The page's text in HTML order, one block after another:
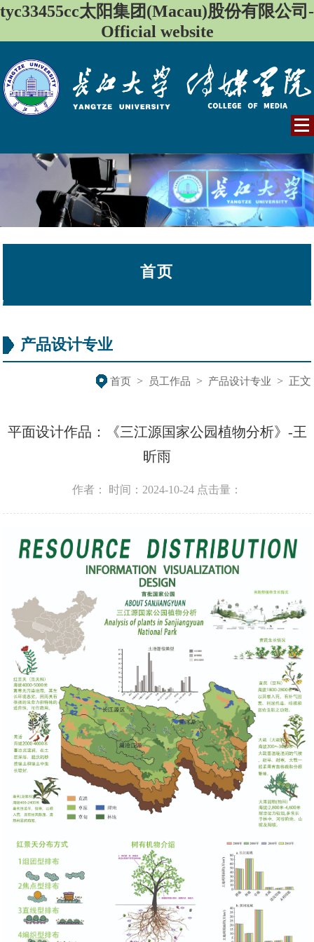
tyc33455cc太阳集团(Macau)股份有限公司-
Official website
首页
产品设计专业
首页 > 员工作品 > 产品设计专业 > 正文
平面设计作品：《三江源国家公园植物分析》-王
昕雨
作者： 时间：2024-10-24 点击量：